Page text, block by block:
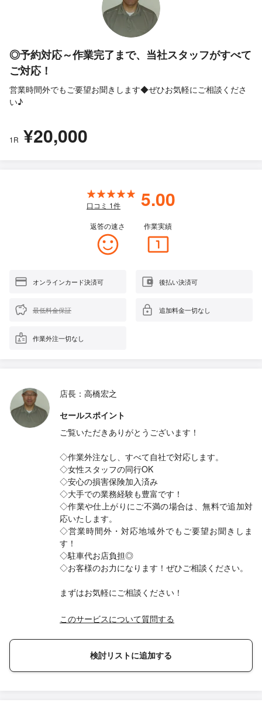
◎予約対応～作業完了まで、当社スタッフがすべて
ご対応！
営業時間外でもご要望お聞きします◆ぜひお気軽にご相談くださ
い♪
1R ¥20,000
口コミ 1件 5.00
返答の速さ 作業実績
オンラインカード決済可 後払い決済可
最低料金保証 追加料金一切なし
作業外注一切なし
店長：高橋宏之
セールスポイント
ご覧いただきありがとうございます！
◇作業外注なし、すべて自社で対応します。
◇女性スタッフの同行OK
◇安心の損害保険加入済み
◇大手での業務経験も豊富です！
◇作業や仕上がりにご不満の場合は、無料で追加対
応いたします。
◇営業時間外・対応地域外でもご要望お聞きしま
す！
◇駐車代お店負担◎
◇お客様のお力になります！ぜひご相談ください。
まずはお気軽にご相談ください！
このサービスについて質問する
検討リストに追加する